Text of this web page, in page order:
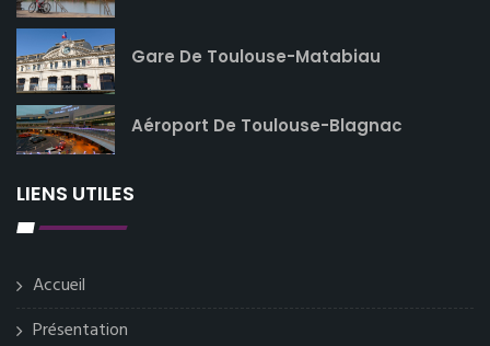
Gare De Toulouse-Matabiau
Aéroport De Toulouse-Blagnac
LIENS UTILES
Accueil
Présentation